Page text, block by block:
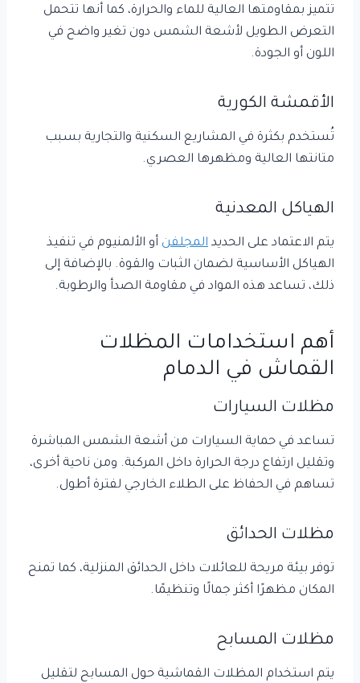
تتميز بمقاومتها العالية للماء والحرارة، كما أنها تتحمل
التعرض الطويل لأشعة الشمس دون تغير واضح في
اللون أو الجودة.
الأقمشة الكورية
تُستخدم بكثرة في المشاريع السكنية والتجارية بسبب
متانتها العالية ومظهرها العصري.
الهياكل المعدنية
يتم الاعتماد على الحديد المجلفن أو الألمنيوم في تنفيذ
الهياكل الأساسية لضمان الثبات والقوة. بالإضافة إلى
ذلك، تساعد هذه المواد في مقاومة الصدأ والرطوبة.
أهم استخدامات المظلات
القماش في الدمام
مظلات السيارات
تساعد في حماية السيارات من أشعة الشمس المباشرة
وتقليل ارتفاع درجة الحرارة داخل المركبة. ومن ناحية أخرى،
تساهم في الحفاظ على الطلاء الخارجي لفترة أطول.
مظلات الحدائق
توفر بيئة مريحة للعائلات داخل الحدائق المنزلية، كما تمنح
المكان مظهرًا أكثر جمالًا وتنظيمًا.
مظلات المسابح
يتم استخدام المظلات القماشية حول المسابح لتقليل